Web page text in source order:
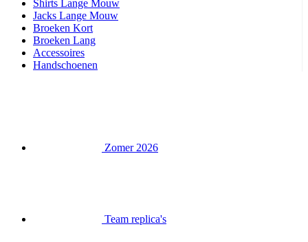
Shirts Lange Mouw
Jacks Lange Mouw
Broeken Kort
Broeken Lang
Accessoires
Handschoenen
Zomer 2026
Team replica's